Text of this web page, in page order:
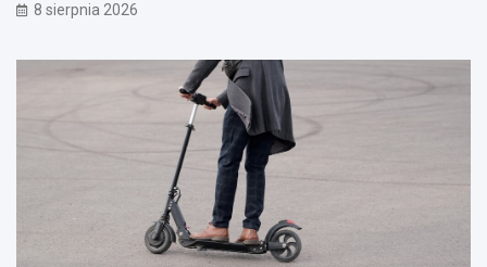
8 sierpnia 2026